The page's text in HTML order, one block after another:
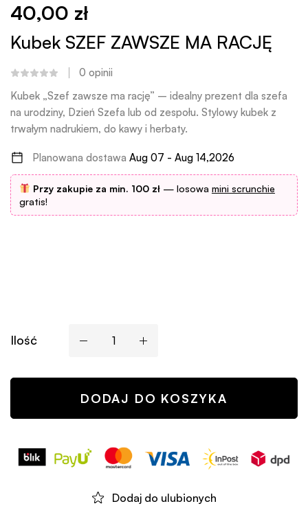
40,00 zł
Kubek SZEF ZAWSZE MA RACJĘ
0 opinii
Kubek „Szef zawsze ma rację” – idealny prezent dla szefa
na urodziny, Dzień Szefa lub od zespołu. Stylowy kubek z
trwałym nadrukiem, do kawy i herbaty.
Planowana dostawa Aug 07 - Aug 14,2026
Przy zakupie za min. 100 zł— losowa mini scrunchie
gratis!
Ilość
DODAJ DO KOSZYKA
Dodaj do ulubionych